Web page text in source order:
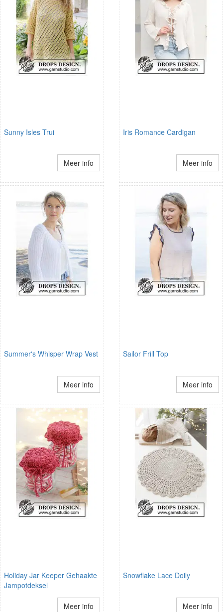
Sunny Isles Trui
Meer info
Iris Romance Cardigan
Meer info
Summer's Whisper Wrap Vest
Meer info
Sailor Frill Top
Meer info
Holiday Jar Keeper Gehaakte
Jampotdeksel
Meer info
Snowflake Lace Doily
Meer info